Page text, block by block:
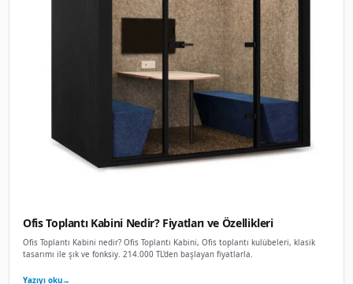
Toplantı kabini Nedir? Fiyatları ve
Toplantı kabini nedir? Toplantı kabini, 4–8 kişilik büyük
Strateji toplantı. 359.000 TL'den başlayan fiyatlarla.
Yazıyı oku
8 Ara 2025 REHBER